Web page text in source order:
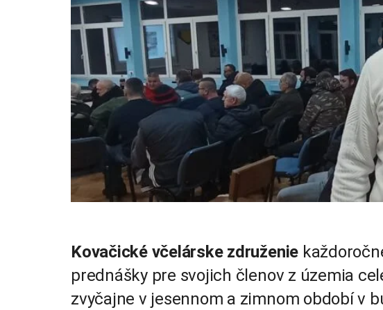
Kovačické včelárske združenie
prednášky pre svojich členov z územia
zvyčajne v jesennom a zimnom období v